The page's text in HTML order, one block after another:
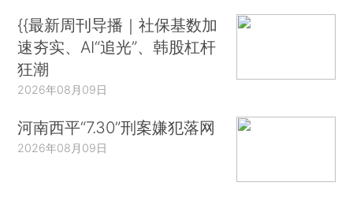
{{最新周刊导播｜社保基数加
速夯实、AI“追光”、韩股杠杆
狂潮
2026年08月09日
河南西平“7.30”刑案嫌犯落网
2026年08月09日